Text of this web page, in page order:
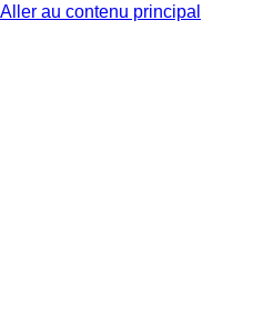
Aller au contenu principal